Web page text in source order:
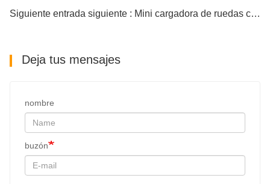
Siguiente entrada siguiente : Mini cargadora de ruedas compacta china
Deja tus mensajes
nombre
buzón